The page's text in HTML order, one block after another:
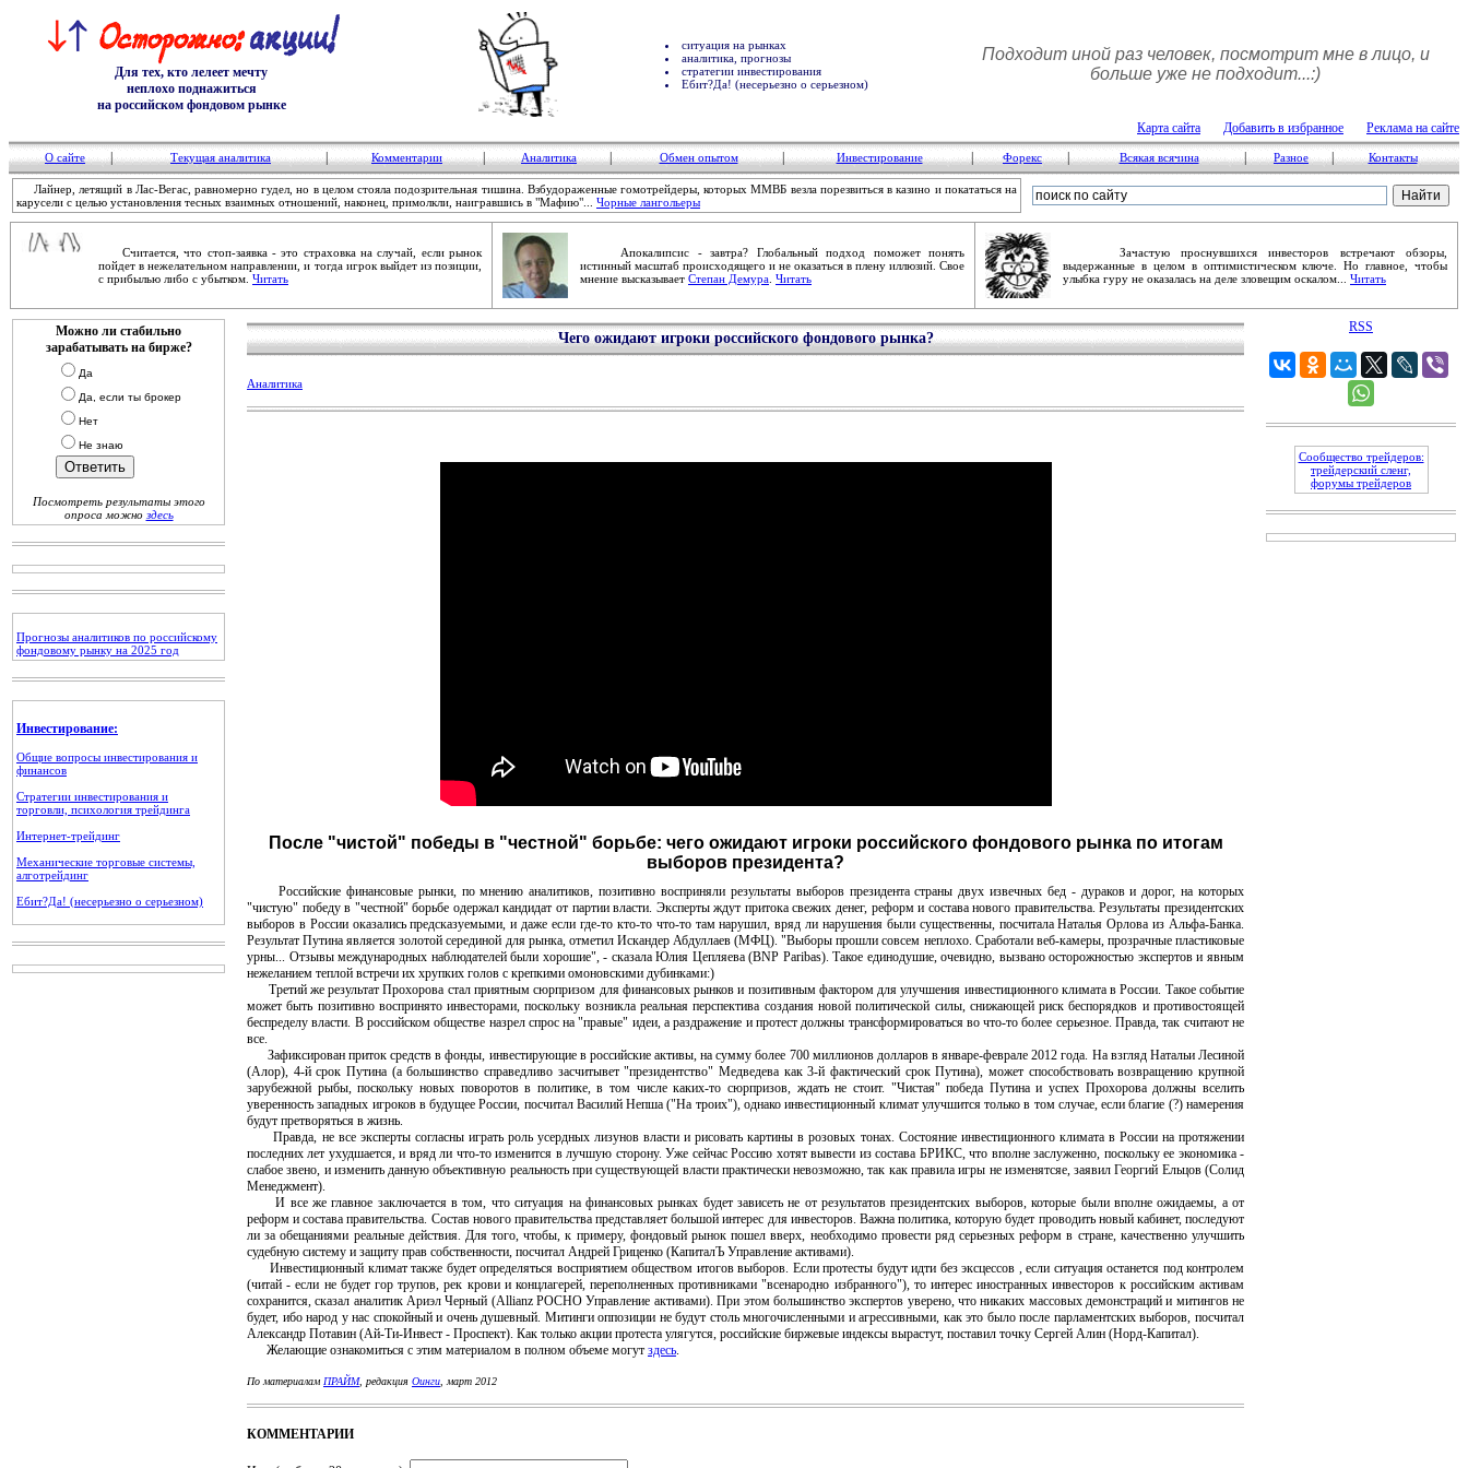
Для тех, кто лелеет мечту
неплохо поднажиться
на российском фондовом рынке
ситуация на рынках
аналитика, прогнозы
стратегии инвестирования
Ебит?Да! (несерьезно о серьезном)
Подходит иной раз человек, посмотрит мне в лицо, и
больше уже не подходит...:)
Карта сайта Добавить в избранное Реклама на сайте
О сайте Текущая аналитика Комментарии Аналитика Обмен опытом Инвестирование Форекс Всякая всячина Разное Контакты
Лайнер, летящий в Лас-Вегас, равномерно гудел, но в целом стояла подозрительная тишина. Взбудораженные гомотрейдеры, которых ММВБ везла порезвиться в казино и покататься на
карусели с целью установления тесных взаимных отношений, наконец, примолкли, наигравшись в "Мафию"... Чорные лангольеры
Считается, что стоп-заявка - это страховка на случай, если рынок
пойдет в нежелательном направлении, и тогда игрок выйдет из позиции,
с прибылью либо с убытком. Читать
Апокалипсис - завтра? Глобальный подход поможет понять
истинный масштаб происходящего и не оказаться в плену иллюзий. Свое
мнение высказывает Степан Демура Читать
Зачастую проснувшихся инвесторов встречают обзоры,
выдержанные в целом в оптимистическом ключе. Но главное, чтобы
улыбка гуру не оказалась на деле зловещим оскалом... Читать
Можно ли стабильно
зарабатывать на бирже?
Да
Да, если ты брокер
Нет
Не знаю
Посмотреть результаты этого
опроса можно здесь
Прогнозы аналитиков по российскому
фондовому рынку на 2025 год
Инвестирование:
Общие вопросы инвестирования и
финансов
Стратегии инвестирования и
торговли, психология трейдинга
Интернет-трейдинг
Механические торговые системы,
алготрейдинг
Ебит?Да! (несерьезно о серьезном)
Чего ожидают игроки российского фондового рынка?
Аналитика
После "чистой" победы в "честной" борьбе: чего ожидают игроки российского фондового рынка по итогам
выборов президента?
Российские финансовые рынки, по мнению аналитиков, позитивно восприняли результаты выборов президента страны двух извечных бед - дураков и дорог, на которых
"чистую" победу в "честной" борьбе одержал кандидат от партии власти. Эксперты ждут притока свежих денег, реформ и состава нового правительства. Результаты президентских
выборов в России оказались предсказуемыми, и даже если где-то кто-то что-то там нарушил, вряд ли нарушения были существенны, посчитала Наталья Орлова из Альфа-Банка.
Результат Путина является золотой серединой для рынка, отметил Искандер Абдуллаев (МФЦ). "Выборы прошли совсем неплохо. Сработали веб-камеры, прозрачные пластиковые
урны... Отзывы международных наблюдателей были хорошие", - сказала Юлия Цепляева (BNP Paribas). Такое единодушие, очевидно, вызвано осторожностью экспертов и явным
нежеланием теплой встречи их хрупких голов с крепкими омоновскими дубинками:)
Третий же результат Прохорова стал приятным сюрпризом для финансовых рынков и позитивным фактором для улучшения инвестиционного климата в России. Такое событие
может быть позитивно воспринято инвесторами, поскольку возникла реальная перспектива создания новой политической силы, снижающей риск беспорядков и противостоящей
беспределу власти. В российском обществе назрел спрос на "правые" идеи, а раздражение и протест должны трансформироваться во что-то более серьезное. Правда, так считают не
все.
Зафиксирован приток средств в фонды, инвестирующие в российские активы, на сумму более 700 миллионов долларов в январе-феврале 2012 года. На взгляд Натальи Лесиной
(Алор), 4-й срок Путина (а большинство справедливо засчитывет "президентство" Медведева как 3-й фактический срок Путина), может способствовать возвращению крупной
зарубежной рыбы, поскольку новых поворотов в политике, в том числе каких-то сюрпризов, ждать не стоит. "Чистая" победа Путина и успех Прохорова должны вселить
уверенность западных игроков в будущее России, посчитал Василий Непша ("На троих"), однако инвестиционный климат улучшится только в том случае, если благие (?) намерения
будут претворяться в жизнь.
Правда, не все эксперты согласны играть роль усердных лизунов власти и рисовать картины в розовых тонах. Состояние инвестиционного климата в России на протяжении
последних лет ухудшается, и вряд ли что-то изменится в лучшую сторону. Уже сейчас Россию хотят вывести из состава БРИКС, что вполне заслуженно, поскольку ее экономика -
слабое звено, и изменить данную объективную реальность при существующей власти практически невозможно, так как правила игры не изменятсяе, заявил Георгий Ельцов (Солид
Менеджмент).
И все же главное заключается в том, что ситуация на финансовых рынках будет зависеть не от результатов президентских выборов, которые были вполне ожидаемы, а от
реформ и состава правительства. Состав нового правительства представляет большой интерес для инвесторов. Важна политика, которую будет проводить новый кабинет, последуют
ли за обещаниями реальные действия. Для того, чтобы, к примеру, фондовый рынок пошел вверх, необходимо провести ряд серьезных реформ в стране, качественно улучшить
судебную систему и защиту прав собственности, посчитал Андрей Гриценко (КапиталЪ Управление активами).
Инвестиционный климат также будет определяться восприятием обществом итогов выборов. Если протесты будут идти без эксцессов , если ситуация останется под контролем
(читай - если не будет гор трупов, рек крови и концлагерей, переполненных противниками "всенародно избранного"), то интерес иностранных инвесторов к российским активам
сохранится, сказал аналитик Ариэл Черный (Allianz РОСНО Управление активами). При этом большинство экспертов уверено, что никаких массовых демонстраций и митингов не
будет, ибо народ у нас спокойный и очень душевный. Митинги оппозиции не будут столь многочисленными и агрессивными, как это было после парламентских выборов, посчитал
Александр Потавин (Ай-Ти-Инвест - Проспект). Как только акции протеста улягутся, российские биржевые индексы вырастут, поставил точку Сергей Алин (Норд-Капитал).
Желающие ознакомиться с этим материалом в полном объеме могут здесь.
По материалам ПРАЙМ, редакция Оинги , март 2012
КОММЕНТАРИИ
RSS
Сообщество трейдеров:
трейдерский сленг,
форумы трейдеров